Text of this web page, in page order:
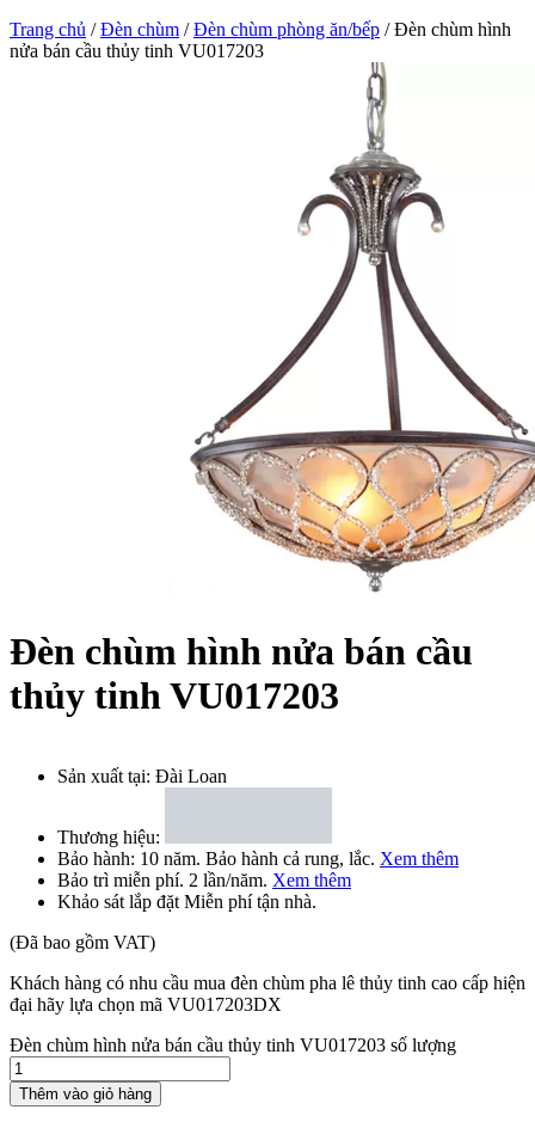
Trang chủ /Đèn chùm /Đèn chùm phòng ăn/bếp /Đèn chùm hình
nửa bán cầu thủy tinh VU017203
Đèn chùm hình nửa bán cầu
thủy tinh VU017203
Sản xuất tại: Đài Loan
Thương hiệu:
Bảo hành: 10 năm. Bảo hành cả rung, lắc. Xem thêm
Bảo trì miễn phí. 2 lần/năm. Xem thêm
Khảo sát lắp đặt Miễn phítận nhà.
(Đã bao gồm VAT)
Khách hàng có nhu cầu mua đèn chùm pha lê thủy tinh cao cấp hiện
đại hãy lựa chọn mã VU017203DX
Đèn chùm hình nửa bán cầu thủy tinh VU017203 số lượng
Thêm vào giỏ hàng